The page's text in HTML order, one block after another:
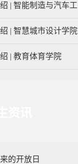
| 智能制造与汽车工
| 智慧城市设计学院
| 教育体育学院
的开放日